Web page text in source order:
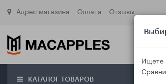
Адрес магазина Оплата Отзывы
КАТАЛОГ ТОВАРОВ
Ищете